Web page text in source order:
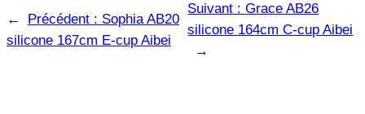
← Précédent : Sophia AB20
silicone 167cm E-cup Aibei
Suivant :Grace AB26
silicone 164cm C-cup Aibei
→